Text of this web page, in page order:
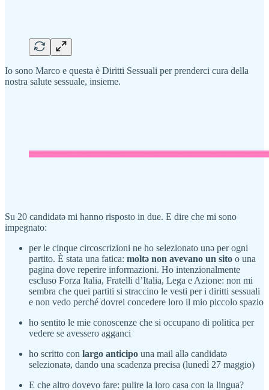
Io sono Marco e questa è Diritti Sessuali per prenderci cura della
nostra salute sessuale, insieme.
Su 20 candidatə mi hanno risposto in due. E dire che mi sono
impegnato:
per le cinque circoscrizioni ne ho selezionato unə per ogni
partito. È stata una fatica: moltə non avevano un sito o una
pagina dove reperire informazioni. Ho intenzionalmente
escluso Forza Italia, Fratelli d’Italia, Lega e Azione: non mi
sembra che quei partiti si straccino le vesti per i diritti sessuali
e non vedo perché dovrei concedere loro il mio piccolo spazio
ho sentito le mie conoscenze che si occupano di politica per
vedere se avessero agganci
ho scritto con largo anticipo una mail allə candidatə
selezionatə, dando una scadenza precisa (lunedì 27 maggio)
E che altro dovevo fare: pulire la loro casa con la lingua?